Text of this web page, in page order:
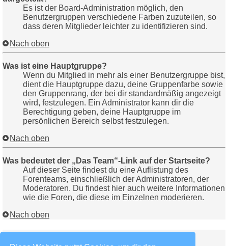
Es ist der Board-Administration möglich, den
Benutzergruppen verschiedene Farben zuzuteilen, so
dass deren Mitglieder leichter zu identifizieren sind.
Nach oben
Was ist eine Hauptgruppe?
Wenn du Mitglied in mehr als einer Benutzergruppe bist,
dient die Hauptgruppe dazu, deine Gruppenfarbe sowie
den Gruppenrang, der bei dir standardmäßig angezeigt
wird, festzulegen. Ein Administrator kann dir die
Berechtigung geben, deine Hauptgruppe im
persönlichen Bereich selbst festzulegen.
Nach oben
Was bedeutet der „Das Team“-Link auf der Startseite?
Auf dieser Seite findest du eine Auflistung des
Forenteams, einschließlich der Administratoren, der
Moderatoren. Du findest hier auch weitere Informationen
wie die Foren, die diese im Einzelnen moderieren.
Nach oben